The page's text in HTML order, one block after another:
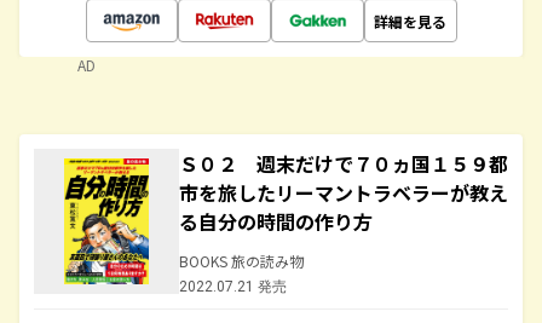
詳細を見る
AD
Ｓ０２ 週末だけで７０ヵ国１５９都
市を旅したリーマントラベラーが教え
る自分の時間の作り方
BOOKS 旅の読み物
2022.07.21 発売